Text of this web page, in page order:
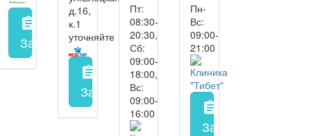
assignment
Запись на прием заполнить форму онлайн
д.16,
к.1
уточняйте
assignment
Запись на прием заполнить форму
Пт:
08:30-
20:30,
Сб:
09:00-
18:00,
Вс:
09:00-
16:00
Пн-
Вс:
09:00-
21:00
assignment
Запись на прием